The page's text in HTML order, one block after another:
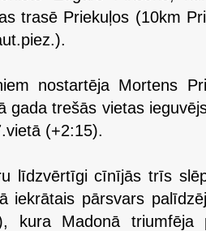
trasē Priekuļos (10km
nostartēja Mortens
gada trešās vietas
(+2:15).
līdzvērtīgi cīnījās trīs
iekrātais pārsvars
kura Madonā